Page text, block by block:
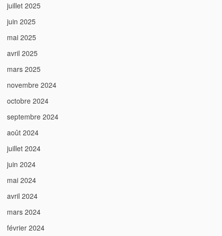
juillet 2025
juin 2025
mai 2025
avril 2025
mars 2025
novembre 2024
octobre 2024
septembre 2024
août 2024
juillet 2024
juin 2024
mai 2024
avril 2024
mars 2024
février 2024